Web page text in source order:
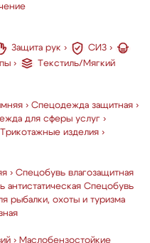
Защита рук › СИЗ ›
›
Текстиль/Мягкий
› Спецодежда защитная ›
для сферы услуг ›
Трикотажные изделия ›
› Спецобувь влагозащитная
антистатическая Спецобувь
рыбалки, охоты и туризма
› Маслобензостойкие